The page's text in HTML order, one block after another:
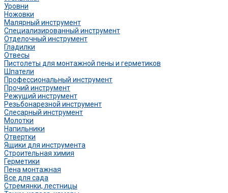
Уровни
Ножовки
Малярный инструмент
Специализированный инструмент
Отделочный инструмент
Гладилки
Отвесы
Пистолеты для монтажной пены и герметиков
Шпатели
Профессиональный инструмент
Прочий инструмент
Режущий инструмент
Резьбонарезной инструмент
Слесарный инструмент
Молотки
Напильники
Отвертки
Ящики для инструмента
Строительная химия
Герметики
Пена монтажная
Все для сада
Стремянки, лестницы